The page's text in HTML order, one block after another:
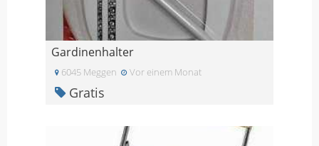
Gardinenhalter
6045 Meggen Vor einem Monat
Gratis